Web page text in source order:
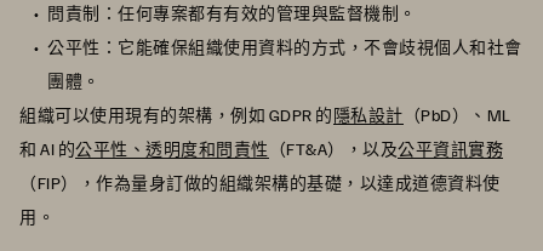
問責制：任何專案都有有效的管理與監督機制。
公平性：它能確保組織使用資料的方式，不會歧視個人和社會
團體。
組織可以使用現有的架構，例如 GDPR 的隱私設計 （PbD）、ML
和 AI 的公平性、透明度和問責性 （FT&A），以及公平資訊實務
（FIP），作為量身訂做的組織架構的基礎，以達成道德資料使
用。